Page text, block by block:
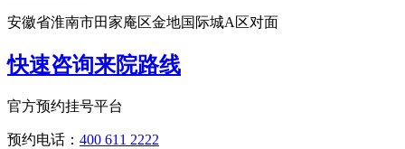
安徽省淮南市田家庵区金地国际城A区对面
快速咨询来院路线
官方预约挂号平台
预约电话： 400 611 2222